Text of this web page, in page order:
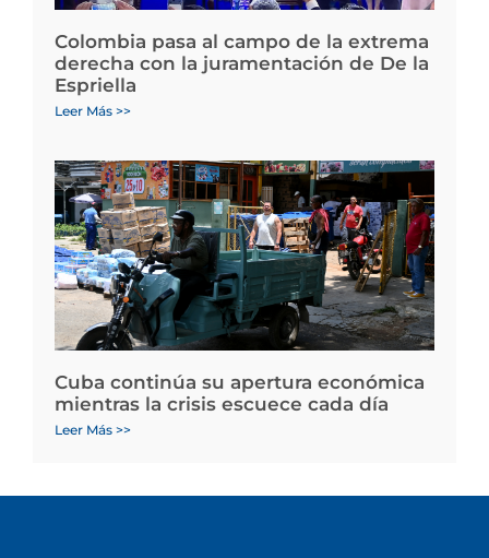
Colombia pasa al campo de la extrema
derecha con la juramentación de De la
Espriella
Leer Más >>
Cuba continúa su apertura económica
mientras la crisis escuece cada día
Leer Más >>